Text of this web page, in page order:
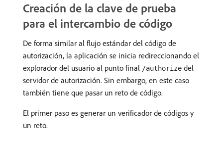
Creación de la clave de prueba
para el intercambio de código
De forma similar al flujo estándar del código de
autorización, la aplicación se inicia redireccionando el
explorador del usuario al punto final /authorize del
servidor de autorización. Sin embargo, en este caso
también tiene que pasar un reto de código.
El primer paso es generar un verificador de códigos y
un reto.